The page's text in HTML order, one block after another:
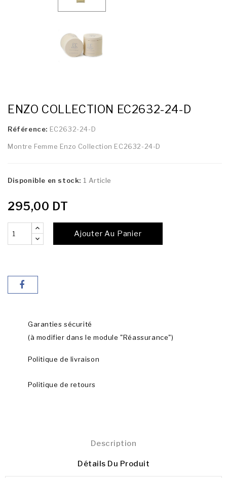
ENZO COLLECTION EC2632-24-D
Référence: EC2632-24-D
Montre Femme Enzo Collection EC2632-24-D
Disponible en stock: 1 Article
295,00 DT
Ajouter Au Panier
Garanties sécurité
(à modifier dans le module "Réassurance")
Politique de livraison
Politique de retours
Description
Détails Du Produit